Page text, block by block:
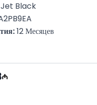
Black
12 Месяцев